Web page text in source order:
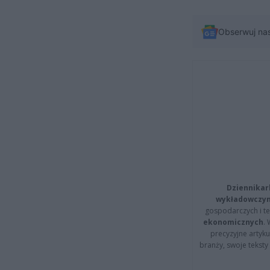
Obserwuj
gospodarczych i
ekonomicznych.
precyzyjne
branży, swoje